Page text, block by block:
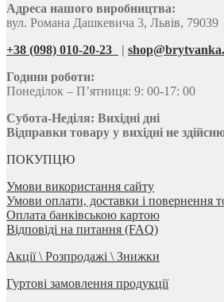
Адреса нашого виробництва:
вул. Романа Дашкевича 3, Львів, 79039
+38 (098) 010-20-23
|
Години роботи:
Понеділок – П’ятниця: 9: 00-17: 00
Субота-Неділя: Вихідні дні
Відправки товару у вихідні не
ПОКУПЦЮ
Умови використання сайту
Умови оплати, доставки і повернення
Оплата банківською картою
Відповіді на питання (FAQ)
Акції \ Розпродажі \ Знижки
Гуртові замовлення продукції